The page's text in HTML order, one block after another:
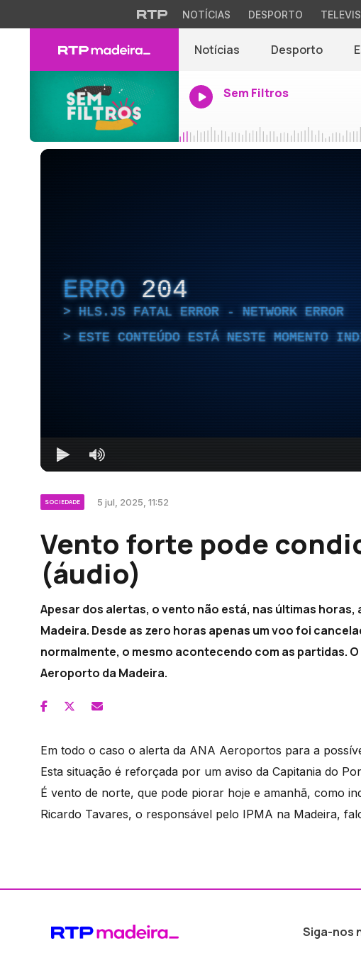
NOTÍCIAS DESPORTO
Notícias Desporto
Sem Filtros
ERRO 204
HLS.JS FATAL ERROR - NETWORK ERROR
ESTE CONTEÚDO ESTÁ NESTE MOMENTO
SOCIEDADE 5 jul, 2025, 11:52
Vento forte pode
(áudio)
Apesar dos alertas, o vento não está, nas últimas
Madeira. Desde as zero horas apenas um voo foi
normalmente, o mesmo acontecendo com as partidas.
Aeroporto da Madeira.
Em todo o caso o alerta da ANA Aeroportos para a
Esta situação é reforçada por um aviso da Capitania do
É vento de norte, que pode piorar hoje e amanhã, como
Ricardo Tavares, o responsável pelo IPMA na Madeira,
Siga-nos